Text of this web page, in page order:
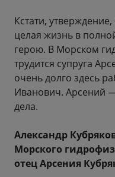
Кстати,
целая жизнь в
герою. В Морском
трудится супруга
очень долго здесь
Иванович. Арсений
дела.
Александр
Морского
отец Арсения